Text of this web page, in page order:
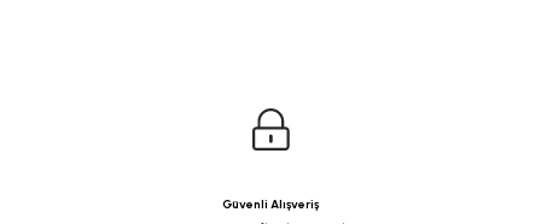
Güvenli Alışveriş